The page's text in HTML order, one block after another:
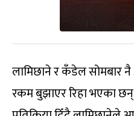
लामिछाने र कँडेल सोमबार
रकम बुझाएर रिहा भएका छन्